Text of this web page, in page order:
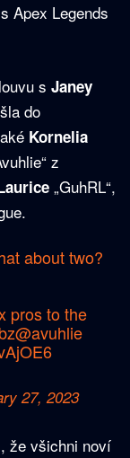
Apex Legends
s Janey
do
Kornelia
z
„GuhRL“,
about two?
pros to the
@avuhlie
27, 2023
že všichni noví